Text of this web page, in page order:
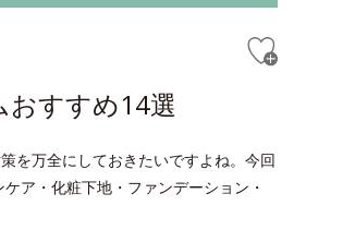
おすすめ14選
を万全にしておきたいですよね。今回
ア・化粧下地・ファンデーション・